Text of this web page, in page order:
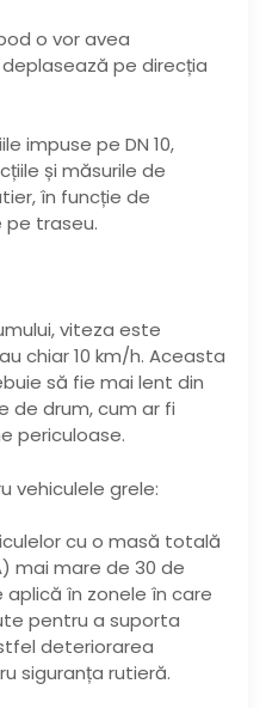
o vor avea
pe direcția
impuse pe DN 10,
și măsurile de
în funcție de
pe traseu.
viteza este
chiar 10 km/h. Aceasta
să fie mai lent din
de drum, cum ar fi
periculoase.
vehiculele grele:
cu o masă totală
mai mare de 30 de
în zonele în care
pentru a suporta
deteriorarea
siguranța rutieră.